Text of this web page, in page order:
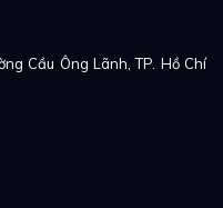
Cầu Ông Lãnh, TP. Hồ Chí